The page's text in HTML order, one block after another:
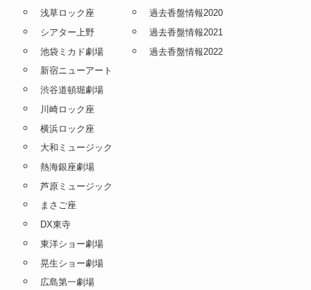
浅草ロック座
シアター上野
池袋ミカド劇場
新宿ニューアート
渋谷道頓堀劇場
川崎ロック座
横浜ロック座
大和ミュージック
熱海銀座劇場
芦原ミュージック
まさご座
DX東寺
東洋ショー劇場
晃生ショー劇場
広島第一劇場
過去香盤情報2020
過去香盤情報2021
過去香盤情報2022